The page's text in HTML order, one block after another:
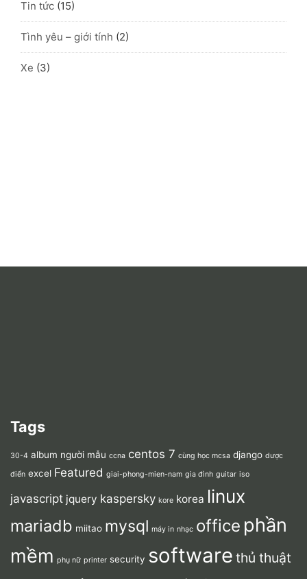
Tin tức (15)
Tình yêu – giới tính (2)
Xe (3)
Tags
30-4 album người mẫu ccna centos 7 cùng học mcsa django dược
điển excel Featured giai-phong-mien-nam gia đình guitar iso
javascript jquery kaspersky kore korea linux
mariadb miitao mysql máy in nhạc office phần
mềm phụ nữ printer security software thủ thuật